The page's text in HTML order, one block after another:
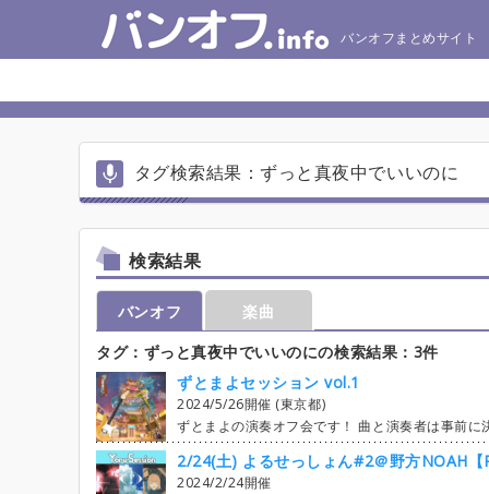
バンオフまとめサイト
タグ検索結果：ずっと真夜中でいいのに
検索結果
バンオフ
楽曲
タグ：ずっと真夜中でいいのにの検索結果：3件
ずとまよセッション vol.1
2024/5/26開催 (東京都)
ずとまよの演奏オフ会です！ 曲と演奏者は事前に決めて、当日にいきなり合わせるセッションです！ バンオフサイトを初めて使う方へ Twitterでアカウント作成ができないようなので Google,Facebook,mixiのいずれかのアカウントを使って登録してください。 何かあれば質問スレッドや 主宰のTPかろん( X：@Tpcurekaron ) までご連絡お願いします！ 見学希望の方はOtherパートで参加登録の上、 自己紹介スレッドで見学である旨を必ず書き込んでください。 管・擦弦・その他の楽器での演奏者もOtherでの参加なので 区別できるようにお願いしております。 募集状況 見学のみ計3名ほど ♡スケジュール ・4/30 23:55 曲追加の締め切り ※成立曲数により期限が早まる可能性あり ・5/10 23:55 成立曲の決定(=未成立曲のエントリー締切) ※成立曲数により期限が早まる可能性あり ・5/17 23:55 成立曲の空枠へのエントリー、譲渡エントリーなど、 全てのエントリーの締め切りの目安 これ以降のエントリーは原則、各曲の演奏者とご相談ください。 （編成を考慮しつつ個人練習を完了させているメンバーもいると思うので） ・5/11以降 出欠遅刻早退、打ち上げ、タイムテーブルなどを順次決定 ・当日 集合開始:12時 有志で会場セッティング→1曲目の演奏者で機材,音響チェック 並行して受付(参加費,打ち上げ費回収)も行う 完全集合は40分頃になる予定です。 その後、顔合わせ,注意事項 -------ここまで1時間程度-------- 演奏は1曲10分、ドラム入れ替えのタイミングで小休憩5分 演奏10分の内訳は、入れ替え5分(時間余れば演奏面の確認など),演奏5分を目安 ------演奏は4時間------- 片付け→時間があれば交流の時間を数十分 その後、希望者で打ち上げ ♡注意事項 ・曲について ずっと真夜中でいいのに。のオリジナル曲のみです。 カバーなどは今回はNGです。 ライブVerにするかは各曲のコメント欄などでご確認お願いします。 ・エントリーについて エントリーした以上、その楽曲を当日演奏する可能性がありま
2/24(土) よるせっしょん#2＠野方NOAH【
2024/2/24開催